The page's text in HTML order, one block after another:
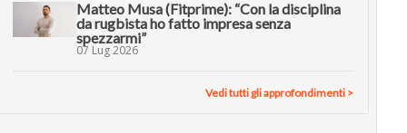
Matteo Musa (Fitprime): “Con la disciplina
da rugbista ho fatto impresa senza
spezzarmi”
07 Lug 2026
Vedi tutti gli approfondimenti >